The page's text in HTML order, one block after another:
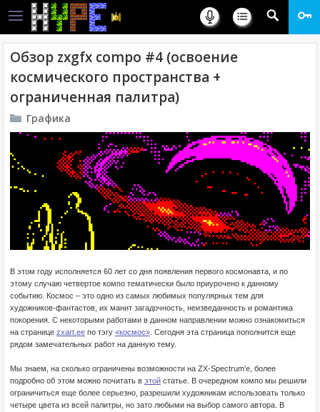
Обзор zxgfx compo #4 (освоение
космического пространства +
ограниченная палитра)
Графика
В этом году исполняется 60 лет со дня появления первого космонавта, и по
этому случаю четвертое компо тематически было приурочено к данному
событию. Космос – это одно из самых любимых популярных тем для
художников-фантастов, их манит загадочность, неизведанность и романтика
покорения. С некоторыми работами в данном направлении можно ознакомиться
на странице zxart.ee по тэгу «космос» . Сегодня эта страница пополнится еще
рядом замечательных работ на данную тему.
Мы знаем, на сколько ограничены возможности на ZX-Spectrum’е, более
подробно об этом можно почитать в этой статье. В очередном компо мы решили
ограничиться еще более серьезно, разрешили художникам использовать только
четыре цвета из всей палитры, но зато любыми на выбор самого автора. В